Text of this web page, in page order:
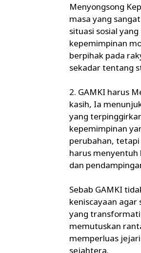
Menyongsong
masa yang
situasi sosial
kepemimpinan
berpihak pada
sekadar tentang
2. GAMKI harus
kasih, Ia
yang
kepemimpinan
perubahan,
harus menyentuh
dan
Sebab GAMKI
keniscayaan
yang
memutuskan
memperluas
sejahtera.